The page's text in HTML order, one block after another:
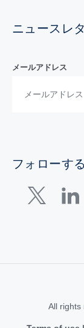
ニュースレ
メールアドレス
フォローする
All rights